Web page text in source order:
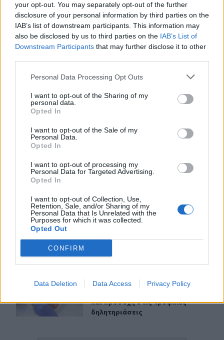
your opt-out. You may separately opt-out of the further
disclosure of your personal information by third parties on the
IAB’s list of downstream participants. This information may
also be disclosed by us to third parties on the IAB’s List of
Downstream Participants that may further disclose it to other
Personal Data Processing Opt Outs
I want to opt-out of the Sharing of my
personal data.
Opted In
I want to opt-out of the Sale of my
Personal Data.
Opted In
I want to opt-out of processing my
Personal Data for Targeted Advertising.
Opted In
I want to opt-out of Collection, Use,
Retention, Sale, and/or Sharing of my
Personal Data that Is Unrelated with the
Purposes for which it was collected.
Opted Out
CONFIRM
Data Deletion Data Access Privacy Policy
Κρήτη: Ριπές ανέμου έως 110 χλμ την ώρα - Παραμένει
ΚΡΗΤΗ 12:54
Κρήτη: Ριπές ανέμου έως 110 χλμ
Κρήτη: Ριπές ανέμου έως 110 χλμ
την ώρα - Παραμένει ο
"κόκκινος" συναγερμός
Κίσσαμος: 32χρονος κατηγορείται για πέντε κλοπές
ΚΡΗΤΗ 12:15
κατηγορείται για πέντε κλοπές
Τραγωδία στα Μάλια: 64χρονος ανασύρθηκε νεκρός
ανασύρθηκε νεκρός από τη
θάλασσα
Ηράκλειο: Σοβαρή βλάβη στη γεώτρηση των
ΚΡΗΤΗ 11:49
Ηράκλειο: Σοβαρή βλάβη στη
Ηράκλειο: Σοβαρή βλάβη στη
προβλέπονται προβλήματα
Πανηγύρια: Γλέντι, χορός αλλά και προσοχή στις
ΚΡΗΤΗ 11:40
και προσοχή στις τροφικές
δηλητηριάσεις